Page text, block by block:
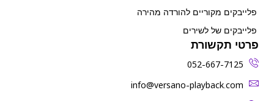
פלייבקים מקוריים להורדה מהירה
פלייבקים של לשירים
פרטי תקשורת
052-667-7125
‫info@versano-playback.com‬